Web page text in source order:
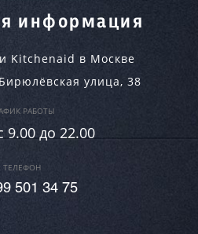
информация
Kitchenaid в Москве
Бирюлёвская улица, 38
РАБОТЫ
9.00 до 22.00
ТЕЛЕФОН
501 34 75